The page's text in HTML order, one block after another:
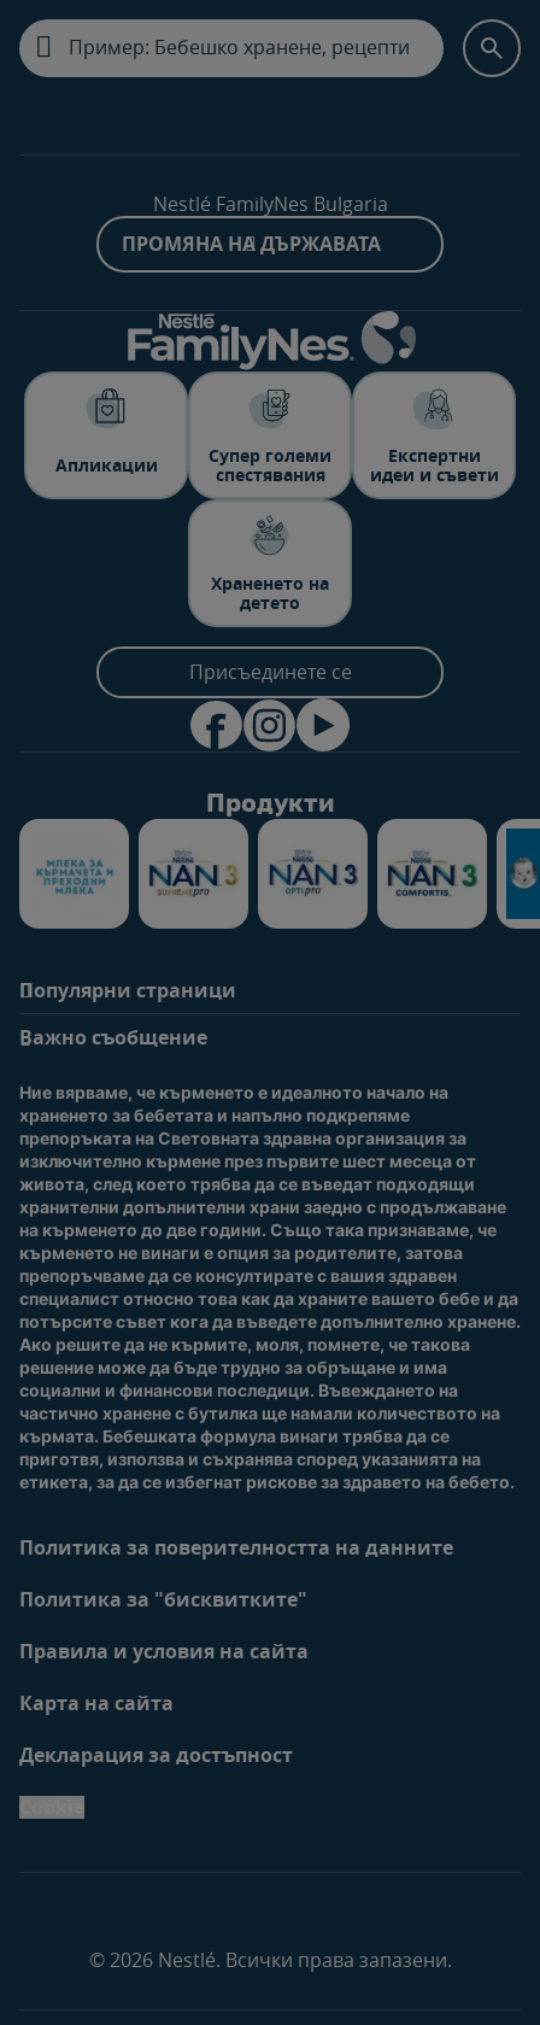
Nestlé FamilyNes Bulgaria
ПРОМЯНА НА ДЪРЖАВАТА
Aпликации
Супер големи
спестявания
Експертни
идеи и съвети
Храненето на
детето
Присъединете се
Продукти
Популярни страници
Често задавани
За нас
Присъединете се към
Nestlé Baby Club
Купи сега
Нашите марки и
продукти
Качество и сигурност
Безплатно тестване
Важно съобщение
Ние вярваме, че кърменето е идеалното начало на
храненето за бебетата и напълно подкрепяме
препоръката на Световната здравна организация за
изключително кърмене през първите шест месеца от
живота, след което трябва да се въведат подходящи
хранителни допълнителни храни заедно с продължаване
на кърменето до две години. Също така признаваме, че
кърменето не винаги е опция за родителите, затова
препоръчваме да се консултирате с вашия здравен
специалист относно това как да храните вашето бебе и да
потърсите съвет кога да въведете допълнително хранене.
Ако решите да не кърмите, моля, помнете, че такова
решение може да бъде трудно за обръщане и има
социални и финансови последици. Въвеждането на
частично хранене с бутилка ще намали количеството на
кърмата. Бебешката формула винаги трябва да се
приготвя, използва и съхранява според указанията на
етикета, за да се избегнат рискове за здравето на бебето.
Политика за поверителността на данните
Политика за "бисквитките"
Правила и условия на сайта
Карта на сайта
Декларация за достъпност
© 2026 Nestlé. Всички права запазени.